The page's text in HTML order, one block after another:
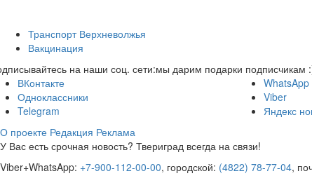
Транспорт Верхневолжья
Вакцинация
на наши соц. сети:мы дарим подарки подписчикам
ВКонтакте
Одноклассники
Telegram
WhatsApp
Viber
Яндекс
О проекте Редакция Реклама
У Вас есть срочная новость? Твериград всегда на связи!
Viber+WhatsApp: +7-900-112-00-00, городской: (4822) 78-77-04,